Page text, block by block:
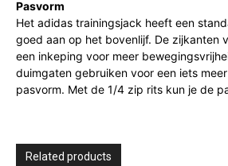
Pasvorm
Het adidas trainingsjack heeft een
goed aan op het bovenlijf. De zijkanten
een inkeping voor meer
duimgaten gebruiken voor een iets
pasvorm. Met de 1/4 zip rits kun je de
Related products